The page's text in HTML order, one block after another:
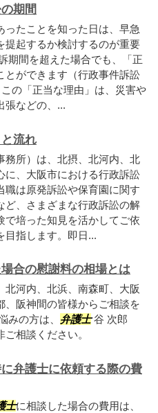
期間
たことを知った日は、早急
提起するか検討するのが重要
期間を超えた場合でも、「正
とができます（行政事件訴訟
の「正当な理由」は、災害や
張などの、...
流れ
務所）は、北摂、北河内、北
に、大阪市における行政訴訟
職は原発訴訟や保育園に関す
ど、さまざまな行政訴訟の解
で培った知見を活かしてご依
目指します。即日...
合の慰謝料の相場とは
北河内、北浜、南森町、大阪
、阪神間の皆様からご相談を
みの方は、 弁護士谷 次郎
ご相談ください。
弁護士に依頼する際の費
士に相談した場合の費用は、